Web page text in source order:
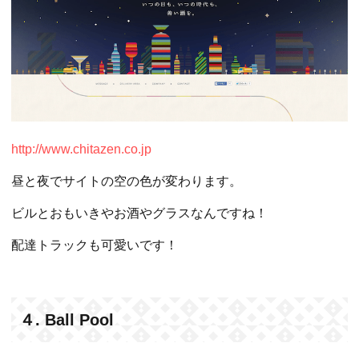
http://www.chitazen.co.jp
昼と夜でサイトの空の色が変わります。
ビルとおもいきやお酒やグラスなんですね！
配達トラックも可愛いです！
４. Ball Pool